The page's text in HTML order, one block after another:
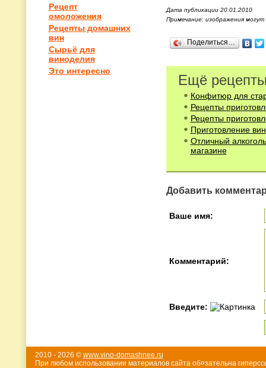
Рецепт
омоложения
Рецепты домашних
вин
Сырьё для
виноделия
Это интересно
Дата публикации 20.01.2010
Примечание: изображения
Поделиться…
Ещё
Конфитюр для
Рецепты
Рецепты
Приготовление
Отличный
магазине
Добавить
Ваше имя:
Комментарий:
Введите:
2010 - 2026 © www.vino-domashnee.ru
При любом использовании материалов сайта об¤зательна